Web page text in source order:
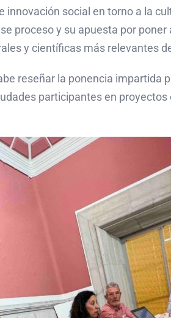
social en torno a la
proceso y su apuesta por
y científicas más relevantes
reseñar la ponencia impartida
participantes en